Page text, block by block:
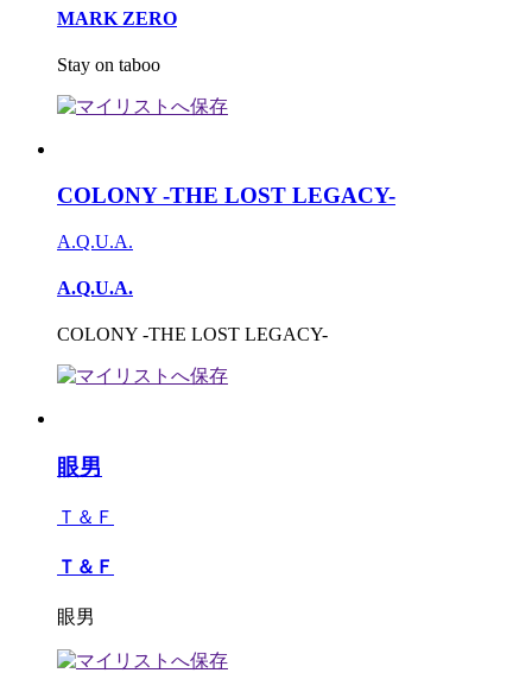
MARK ZERO
Stay on taboo
COLONY -THE LOST LEGACY-
A.Q.U.A.
A.Q.U.A.
COLONY -THE LOST LEGACY-
眼男
Ｔ＆Ｆ
Ｔ＆Ｆ
眼男